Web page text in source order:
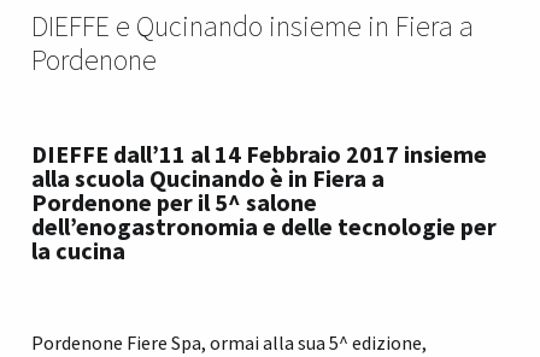
DIEFFE e Qucinando insieme in Fiera a
Pordenone
DIEFFE dall’11 al 14 Febbraio 2017 insieme
alla scuola Qucinando è in Fiera a
Pordenone per il 5^ salone
dell’enogastronomia e delle tecnologie per
la cucina
Pordenone Fiere Spa, ormai alla sua 5^ edizione,